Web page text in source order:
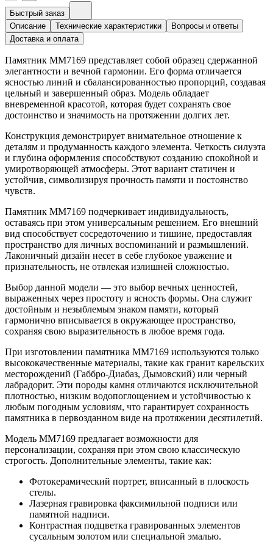
Быстрый заказ
Описание
Технические характеристики
Вопросы и ответы
Доставка и оплата
Памятник ММ7169 представляет собой образец сдержанной
элегантности и вечной гармонии. Его форма отличается
ясностью линий и сбалансированностью пропорций, создавая
цельный и завершенный образ. Модель обладает
вневременной красотой, которая будет сохранять свое
достоинство и значимость на протяжении долгих лет.
Конструкция демонстрирует внимательное отношение к
деталям и продуманность каждого элемента. Четкость силуэта
и глубина оформления способствуют созданию спокойной и
умиротворяющей атмосферы. Этот вариант статичен и
устойчив, символизируя прочность памяти и постоянство
чувств.
Памятник ММ7169 подчеркивает индивидуальность,
оставаясь при этом универсальным решением. Его внешний
вид способствует сосредоточению и тишине, предоставляя
пространство для личных воспоминаний и размышлений.
Лаконичный дизайн несет в себе глубокое уважение и
признательность, не отвлекая излишней сложностью.
Выбор данной модели — это выбор вечных ценностей,
выраженных через простоту и ясность формы. Она служит
достойным и незыблемым знаком памяти, который
гармонично вписывается в окружающее пространство,
сохраняя свою выразительность в любое время года.
При изготовлении памятника ММ7169 используются только
высококачественные материалы, такие как гранит карельских
месторождений (Габбро-Диабаз, Дымовский) или черный
лабрадорит. Эти породы камня отличаются исключительной
плотностью, низким водопоглощением и устойчивостью к
любым погодным условиям, что гарантирует сохранность
памятника в первозданном виде на протяжении десятилетий.
Модель ММ7169 предлагает возможности для
персонализации, сохраняя при этом свою классическую
строгость. Дополнительные элементы, такие как:
Фотокерамический портрет, вписанный в плоскость
стелы.
Лазерная гравировка факсимильной подписи или
памятной надписи.
Контрастная подцветка гравированных элементов
сусальным золотом или специальной эмалью.